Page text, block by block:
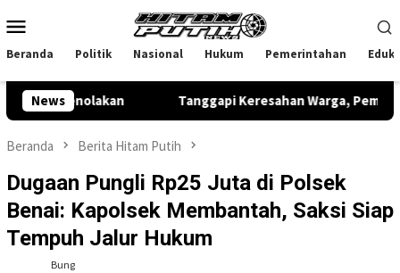
ke
Mobile
Beranda Politik Nasional Hukum Pemerintahan
News Tanggapi Keresahan Warga, Pemkab
Beranda Berita Hitam Putih
Dugaan Pungli Rp25 Juta di Polsek
Benai: Kapolsek Membantah, Saksi Siap
Tempuh Jalur Hukum
Bung